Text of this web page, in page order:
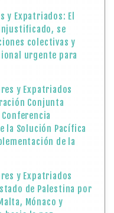
y Expatriados: El
se
colectivas y
urgente para
y Expatriados
Conjunta
la Solución Pacífica
de la
y Expatriados
de Palestina por
Mónaco y